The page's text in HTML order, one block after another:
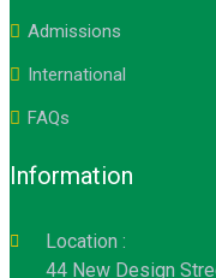
Admissions
International
FAQs
Information
Location :
44 New Design